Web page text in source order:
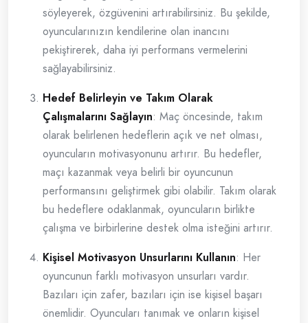
söyleyerek, özgüvenini artırabilirsiniz. Bu şekilde,
oyuncularınızın kendilerine olan inancını
pekiştirerek, daha iyi performans vermelerini
sağlayabilirsiniz.
Hedef Belirleyin ve Takım Olarak
Çalışmalarını Sağlayın: Maç öncesinde, takım
olarak belirlenen hedeflerin açık ve net olması,
oyuncuların motivasyonunu artırır. Bu hedefler,
maçı kazanmak veya belirli bir oyuncunun
performansını geliştirmek gibi olabilir. Takım olarak
bu hedeflere odaklanmak, oyuncuların birlikte
çalışma ve birbirlerine destek olma isteğini artırır.
Kişisel Motivasyon Unsurlarını Kullanın: Her
oyuncunun farklı motivasyon unsurları vardır.
Bazıları için zafer, bazıları için ise kişisel başarı
önemlidir. Oyuncuları tanımak ve onların kişisel